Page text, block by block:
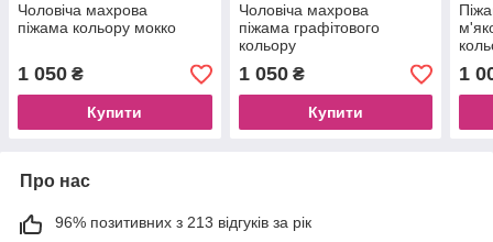
Чоловіча махрова
піжама кольору мокко
1 050 ₴
Купити
Чоловіча махрова
піжама графітового
кольору
1 050₴
Купити
1
Про нас
96% позитивних з 213 відгуків за рік